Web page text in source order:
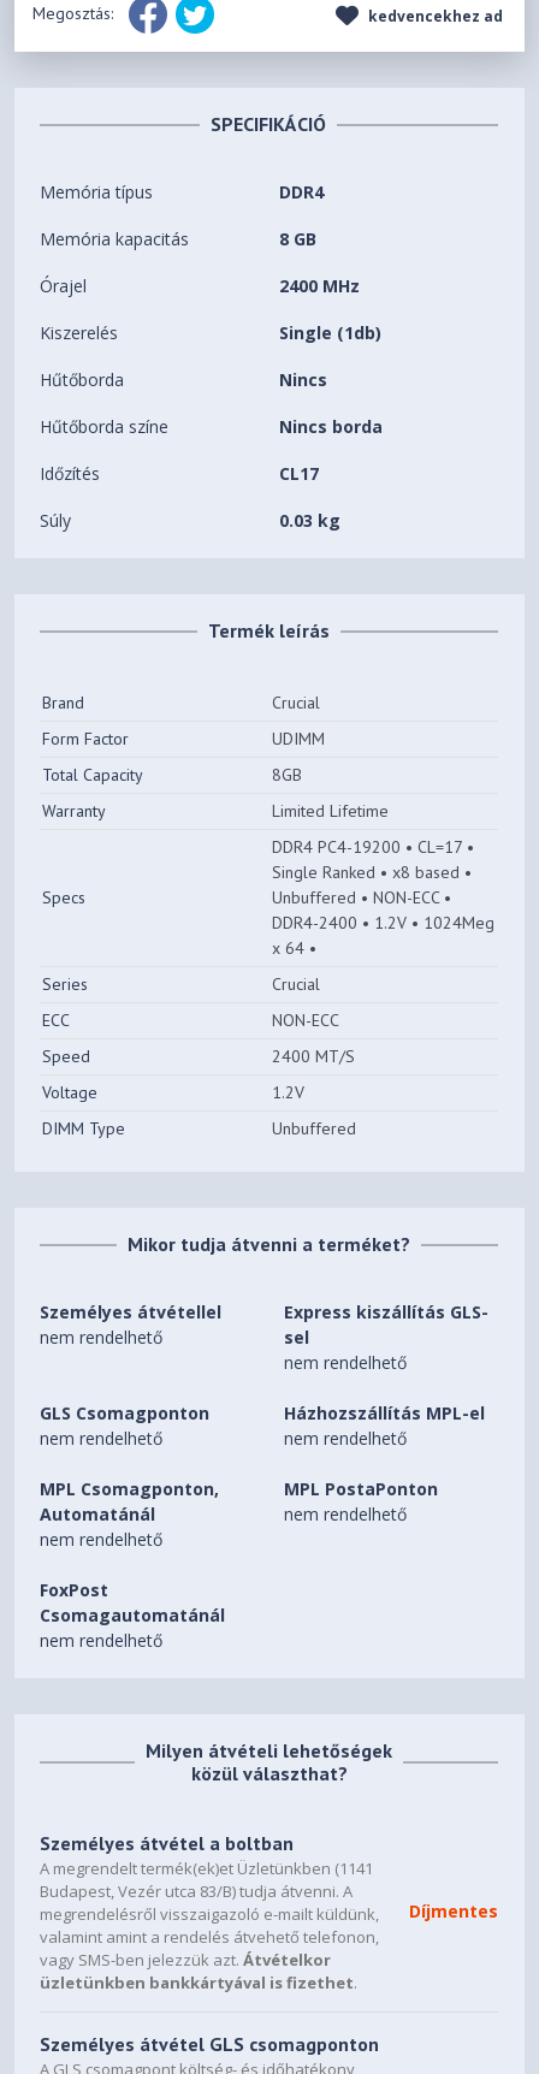
Megosztás: kedvencekhez ad
SPECIFIKÁCIÓ
Memória típus DDR4
Memória kapacitás 8 GB
Órajel 2400 MHz
Kiszerelés Single (1db)
Hűtőborda Nincs
Hűtőborda színe Nincs borda
Időzítés CL17
Súly 0.03 kg
Termék leírás
Brand
Crucial
Form Factor
UDIMM
Total Capacity
8GB
Warranty
Limited Lifetime
Specs
DDR4 PC4-19200 • CL=17 •
Single Ranked • x8 based •
Unbuffered • NON-ECC •
DDR4-2400 • 1.2V • 1024Meg
x 64 •
Series
Crucial
ECC
NON-ECC
Speed
2400 MT/S
Voltage
1.2V
DIMM Type
Unbuffered
Mikor tudja átvenni a terméket?
Személyes átvétellel
nem rendelhető
Express kiszállítás GLS-
sel
nem rendelhető
GLS Csomagponton
nem rendelhető
Házhozszállítás MPL-el
nem rendelhető
MPL Csomagponton,
Automatánál
nem rendelhető
MPL PostaPonton
nem rendelhető
FoxPost
Csomagautomatánál
nem rendelhető
Milyen átvételi lehetőségek
közül választhat?
Személyes átvétel a boltban
A megrendelt termék(ek)et Üzletünkben (1141
Budapest, Vezér utca 83/B) tudja átvenni. A
megrendelésről visszaigazoló e-mailt küldünk,
valamint amint a rendelés átvehető telefonon,
vagy SMS-ben jelezzük azt.Átvételkor
üzletünkben bankkártyával is fizethet.
Díjmentes
Személyes átvétel GLS csomagponton
A GLS csomagpont költség- és időhatékony